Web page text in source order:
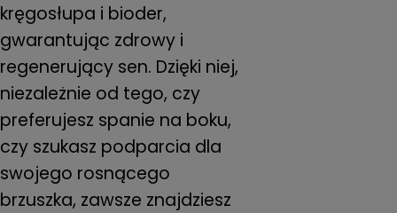
kręgosłupa i bioder,
gwarantując zdrowy i
regenerujący sen. Dzięki niej,
niezależnie od tego, czy
preferujesz spanie na boku,
czy szukasz podparcia dla
swojego rosnącego
brzuszka, zawsze znajdziesz